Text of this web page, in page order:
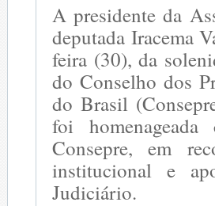
A presidente da
deputada Iracema
feira (30), da
do Conselho dos
do Brasil
foi
Consepre, em
institucional e
Judiciário.